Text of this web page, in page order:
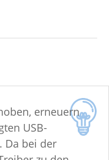
erneuern
USB-
Da bei der